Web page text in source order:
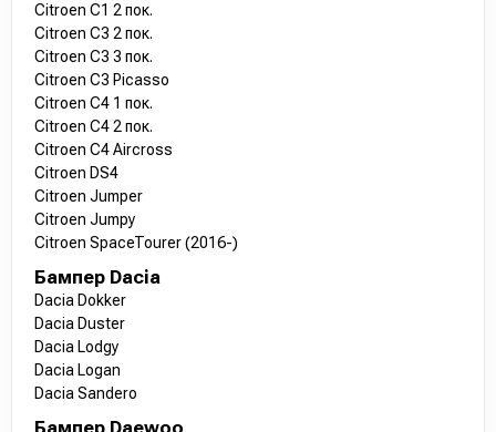
Citroen C1 2 пок.
Citroen C3 2 пок.
Citroen C3 3 пок.
Citroen C3 Picasso
Citroen C4 1 пок.
Citroen C4 2 пок.
Citroen C4 Aircross
Citroen DS4
Citroen Jumper
Citroen Jumpy
Citroen SpaceTourer (2016-)
Бампер Dacia
Dacia Dokker
Dacia Duster
Dacia Lodgy
Dacia Logan
Dacia Sandero